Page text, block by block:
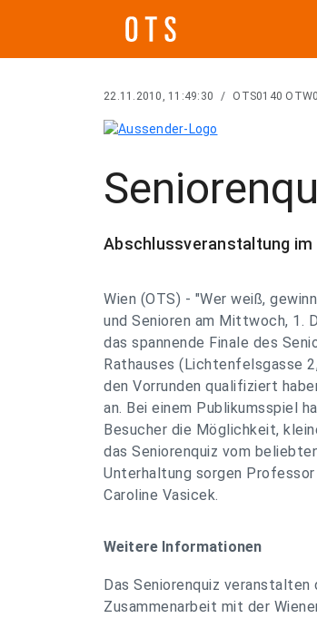
22.11.2010, 11:49:30 / OTS0140
Abschlussveranstaltung im
Wien (OTS) - "Wer weiß,
und Senioren am Mittwoch, 1.
das spannende Finale des
Rathauses (Lichtenfelsgasse
den Vorrunden qualifiziert
an. Bei einem Publikumsspiel
Besucher die Möglichkeit,
das Seniorenquiz vom
Unterhaltung sorgen
Caroline Vasicek.
Weitere Informationen
Das Seniorenquiz veranstalten
Zusammenarbeit mit der